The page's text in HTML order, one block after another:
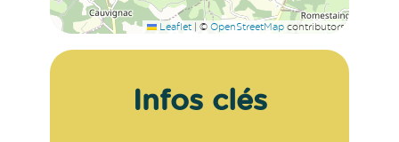
Leaflet | © OpenStreetMap contributors
Infos clés